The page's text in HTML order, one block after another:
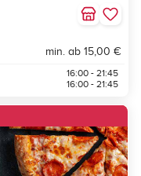
min. ab 15,00 €
16:00 - 21:45
16:00 - 21:45